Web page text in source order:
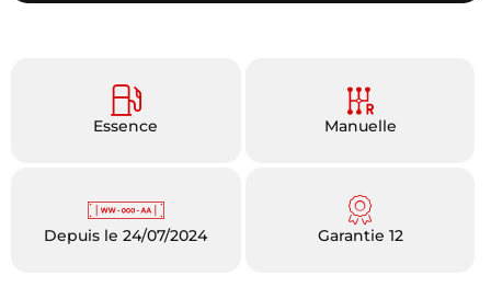
Essence Manuelle
Depuis le 24/07/2024 Garantie 12